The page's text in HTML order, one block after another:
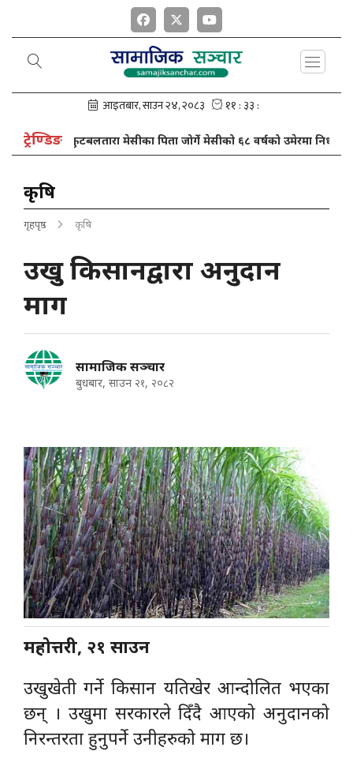
ट्रेण्डिङ
फुटबलतारा मेसीका पिता जोर्गे मेसीको ६८ वर्षको उमेरमा निधन
कृषि
गृहपृष्ठ कृषि
उखु किसानद्वारा अनुदान
माग
सामाजिक सञ्चार
बुधबार, साउन २१, २०८२
महोत्तरी, २१ साउन
उखुखेती गर्ने किसान यतिखेर आन्दोलित भएका
छन् । उखुमा सरकारले दिँदै आएको अनुदानको
निरन्तरता हुनुपर्ने उनीहरुको माग छ।